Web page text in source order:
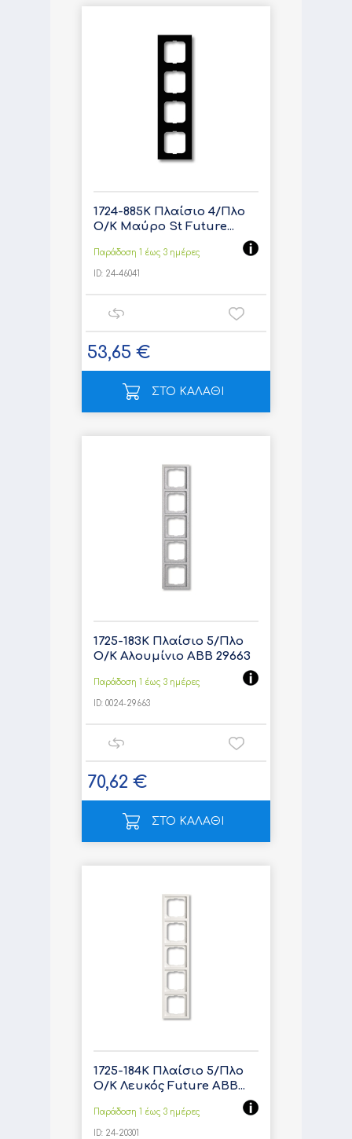
1724-885K Πλαίσιο 4/Πλο
Ο/Κ Μαύρο St Future...
Παράδοση 1 έως 3 ημέρες
ID: 24-46041
53,65 €
ΣΤΟ ΚΑΛΑΘΙ
1725-183K Πλαίσιο 5/Πλο
Ο/Κ Αλουμίνιο ABB 29663
Παράδοση 1 έως 3 ημέρες
ID: 0024-29663
70,62 €
ΣΤΟ ΚΑΛΑΘΙ
1725-184K Πλαίσιο 5/Πλο
Ο/Κ Λευκός Future ABB...
Παράδοση 1 έως 3 ημέρες
ID: 24-20301